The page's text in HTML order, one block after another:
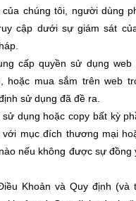
của chúng tôi, người dùng
cập dưới sự giám sát
cấp quyền sử dụng
hoặc mua sắm trên web
sử dụng đã đề ra.
dụng hoặc copy bất kỳ
với mục đích thương mại
nếu không được sự đồng
Khoản và Quy định (và